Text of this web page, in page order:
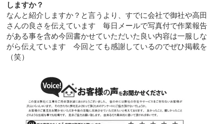
しますか？
なんと紹介しますか？と言うより、すでに会社で御社や高田
さんの良さを伝えています 毎日メールで写真付で作業報告
がある事を含め今回書かせていただいた良い内容は一服しな
がら伝えています 今回とても感謝しているのでぜひ掲載を
（笑）